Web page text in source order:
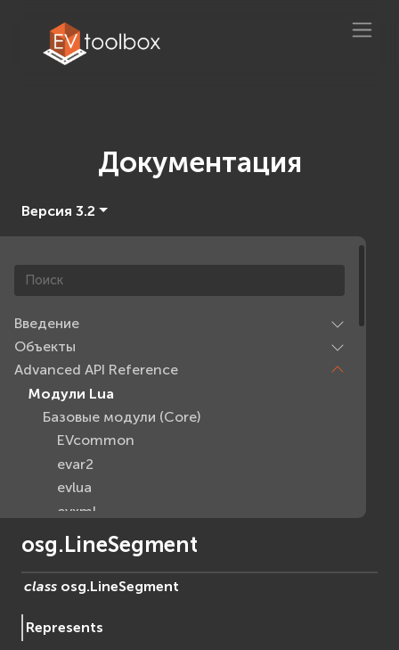
Документация
Версия 3.2
Введение
Объекты
Advanced API Reference
Модули Lua
Базовые модули (Core)
EVcommon
evar2
evlua
evxml
Граф Сцены (Scene Graph)
EVosgAV
EVosgGA
osg.LineSegment
class osg.LineSegment
Represents